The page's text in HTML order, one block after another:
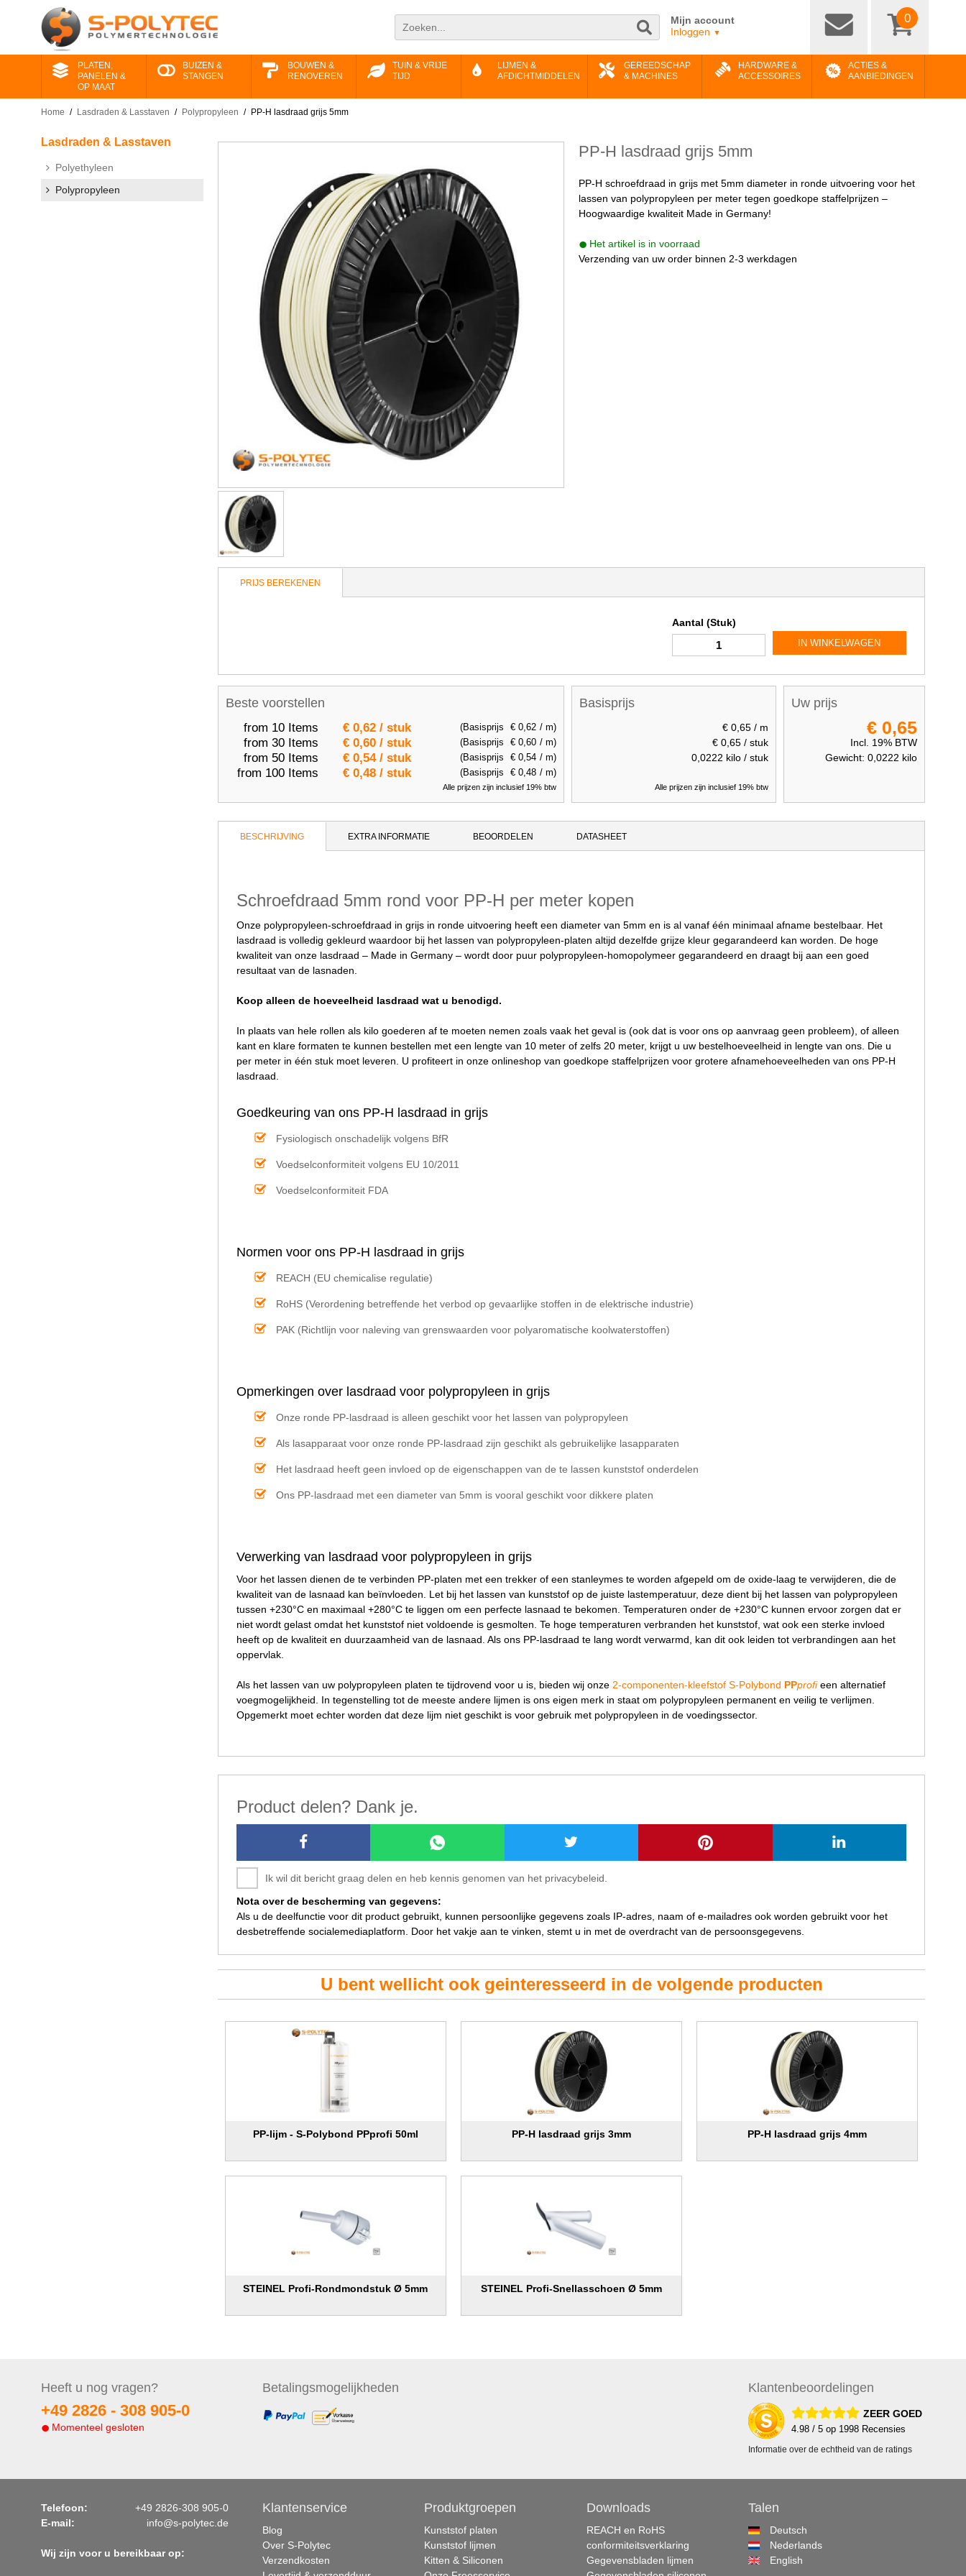
Mijn account
Inloggen ▼
0
PLATEN,
PANELEN &
OP MAAT
BUIZEN &
STANGEN
BOUWEN &
RENOVEREN
TUIN & VRIJE
TIJD
LIJMEN &
AFDICHTMIDDELEN
GEREEDSCHAP
& MACHINES
HARDWARE &
ACCESSOIRES
ACTIES &
AANBIEDINGEN
Home / Lasdraden & Lasstaven / Polypropyleen / PP-H lasdraad grijs 5mm
Lasdraden & Lasstaven
Polyethyleen
Polypropyleen
PP-H lasdraad grijs 5mm
PP-H schroefdraad in grijs met 5mm diameter in ronde uitvoering voor het
lassen van polypropyleen per meter tegen goedkope staffelprijzen –
Hoogwaardige kwaliteit Made in Germany!
Het artikel is in voorraad
Verzending van uw order binnen 2-3 werkdagen
PRIJS BEREKENEN
Aantal (Stuk)
IN WINKELWAGEN
Beste voorstellen
from 10 Items € 0,62 / stuk (Basisprijs € 0,62 / m)
from 30 Items € 0,60 / stuk (Basisprijs € 0,60 / m)
from 50 Items € 0,54 / stuk (Basisprijs € 0,54 / m)
from 100 Items € 0,48 / stuk (Basisprijs € 0,48 / m)
Alle prijzen zijn inclusief 19% btw
Basisprijs
€ 0,65 / m
€ 0,65 / stuk
0,0222 kilo / stuk
Alle prijzen zijn inclusief 19% btw
Uw prijs
€ 0,65
Incl. 19% BTW
Gewicht: 0,0222 kilo
BESCHRIJVING EXTRA INFORMATIE BEOORDELEN DATASHEET
Schroefdraad 5mm rond voor PP-H per meter kopen
Onze polypropyleen-schroefdraad in grijs in ronde uitvoering heeft een diameter van 5mm en is al vanaf één minimaal afname bestelbaar. Het
lasdraad is volledig gekleurd waardoor bij het lassen van polypropyleen-platen altijd dezelfde grijze kleur gegarandeerd kan worden. De hoge
kwaliteit van onze lasdraad – Made in Germany – wordt door puur polypropyleen-homopolymeer gegarandeerd en draagt bij aan een goed
resultaat van de lasnaden.
Koop alleen de hoeveelheid lasdraad wat u benodigd.
In plaats van hele rollen als kilo goederen af te moeten nemen zoals vaak het geval is (ook dat is voor ons op aanvraag geen probleem), of alleen
kant en klare formaten te kunnen bestellen met een lengte van 10 meter of zelfs 20 meter, krijgt u uw bestelhoeveelheid in lengte van ons. Die u
per meter in één stuk moet leveren. U profiteert in onze onlineshop van goedkope staffelprijzen voor grotere afnamehoeveelheden van ons PP-H
lasdraad.
Goedkeuring van ons PP-H lasdraad in grijs
Fysiologisch onschadelijk volgens BfR
Voedselconformiteit volgens EU 10/2011
Voedselconformiteit FDA
Normen voor ons PP-H lasdraad in grijs
REACH (EU chemicalise regulatie)
RoHS (Verordening betreffende het verbod op gevaarlijke stoffen in de elektrische industrie)
PAK (Richtlijn voor naleving van grenswaarden voor polyaromatische koolwaterstoffen)
Opmerkingen over lasdraad voor polypropyleen in grijs
Onze ronde PP-lasdraad is alleen geschikt voor het lassen van polypropyleen
Als lasapparaat voor onze ronde PP-lasdraad zijn geschikt als gebruikelijke lasapparaten
Het lasdraad heeft geen invloed op de eigenschappen van de te lassen kunststof onderdelen
Ons PP-lasdraad met een diameter van 5mm is vooral geschikt voor dikkere platen
Verwerking van lasdraad voor polypropyleen in grijs
Voor het lassen dienen de te verbinden PP-platen met een trekker of een stanleymes te worden afgepeld om de oxide-laag te verwijderen, die de
kwaliteit van de lasnaad kan beïnvloeden. Let bij het lassen van kunststof op de juiste lastemperatuur, deze dient bij het lassen van polypropyleen
tussen +230°C en maximaal +280°C te liggen om een perfecte lasnaad te bekomen. Temperaturen onder de +230°C kunnen ervoor zorgen dat er
niet wordt gelast omdat het kunststof niet voldoende is gesmolten. Te hoge temperaturen verbranden het kunststof, wat ook een sterke invloed
heeft op de kwaliteit en duurzaamheid van de lasnaad. Als ons PP-lasdraad te lang wordt verwarmd, kan dit ook leiden tot verbrandingen aan het
oppervlak.
Als het lassen van uw polypropyleen platen te tijdrovend voor u is, bieden wij onze 2-componenten-kleefstof S-Polybond PPprofieen alternatief
voegmogelijkheid. In tegenstelling tot de meeste andere lijmen is ons eigen merk in staat om polypropyleen permanent en veilig te verlijmen.
Opgemerkt moet echter worden dat deze lijm niet geschikt is voor gebruik met polypropyleen in de voedingssector.
Product delen? Dank je.
Ik wil dit bericht graag delen en heb kennis genomen van het privacybeleid.
Nota over de bescherming van gegevens:
Als u de deelfunctie voor dit product gebruikt, kunnen persoonlijke gegevens zoals IP-adres, naam of e-mailadres ook worden gebruikt voor het
desbetreffende socialemediaplatform. Door het vakje aan te vinken, stemt u in met de overdracht van de persoonsgegevens.
U bent wellicht ook geinteresseerd in de volgende producten
PP-lijm - S-Polybond PPprofi 50ml PP-H lasdraad grijs 3mm PP-H lasdraad grijs 4mm
STEINEL Profi-Rondmondstuk Ø 5mm STEINEL Profi-Snellasschoen Ø 5mm
Heeft u nog vragen?
+49 2826 - 308 905-0
Momenteel gesloten
Betalingsmogelijkheden Klantenbeoordelingen
ZEER GOED
4.98 / 5 op 1998 Recensies
Informatie over de echtheid van de ratings
Telefoon:
+49 2826-308 905-0
E-mail:
info@s-polytec.de
Wij zijn voor u bereikbaar op:
Klantenservice
Blog
Over S-Polytec
Verzendkosten
Produktgroepen
Kunststof platen
Kunststof lijmen
Kitten & Siliconen
Downloads
REACH en RoHS
conformiteitsverklaring
Gegevensbladen lijmen
Talen
Deutsch
Nederlands
English